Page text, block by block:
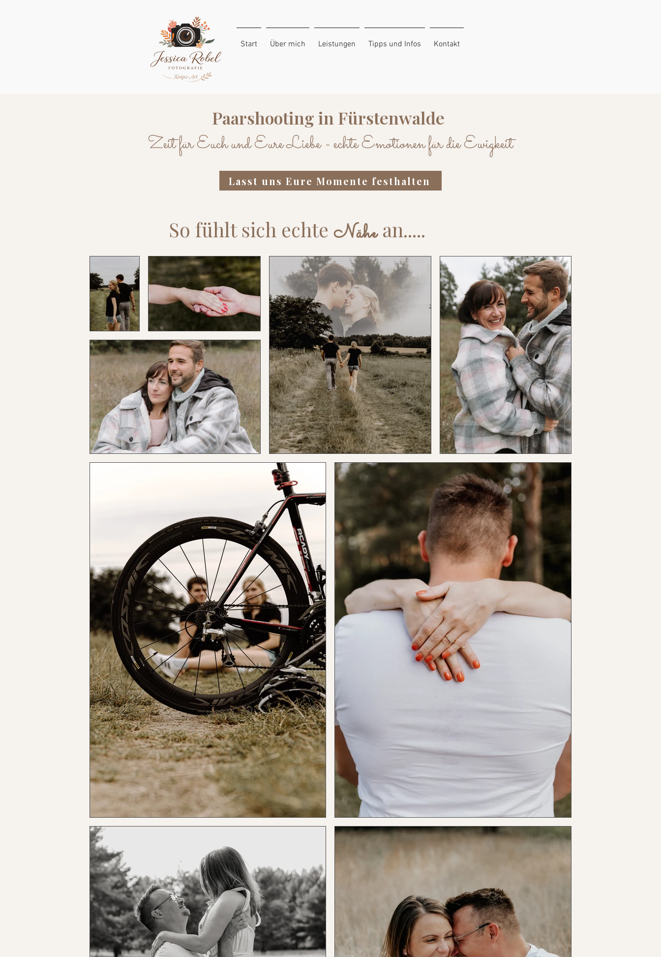
Start Über mich Leistungen Tipps und Infos Kontakt
Paarshooting in Fürstenwalde
Zeit für Euch und Eure Liebe - echte Emotionen für die Ewigkeit
Lasst uns Eure Momente festhalten
So fühlt sich echte Nähe an.....